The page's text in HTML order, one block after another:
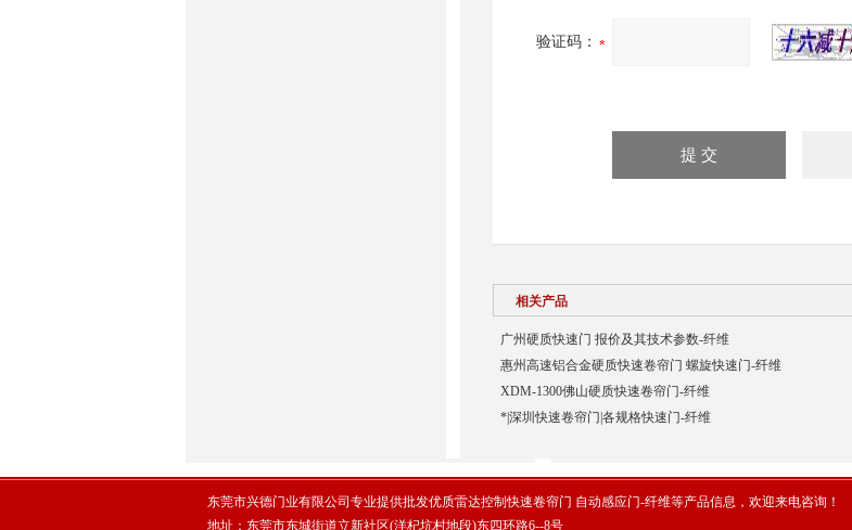
验证码：
相关产品
广州硬质快速门 报价及其技术参数-纤维
惠州高速铝合金硬质快速卷帘门 螺旋快速门-纤维
XDM-1300佛山硬质快速卷帘门-纤维
*|深圳快速卷帘门|各规格快速门-纤维
东莞市兴德门业有限公司专业提供批发优质雷达控制快速卷帘门 自动感应门-纤维等产品信息，欢迎来电咨询！
地址：东莞市东城街道立新社区(洋杞坑村地段)东四环路6--8号